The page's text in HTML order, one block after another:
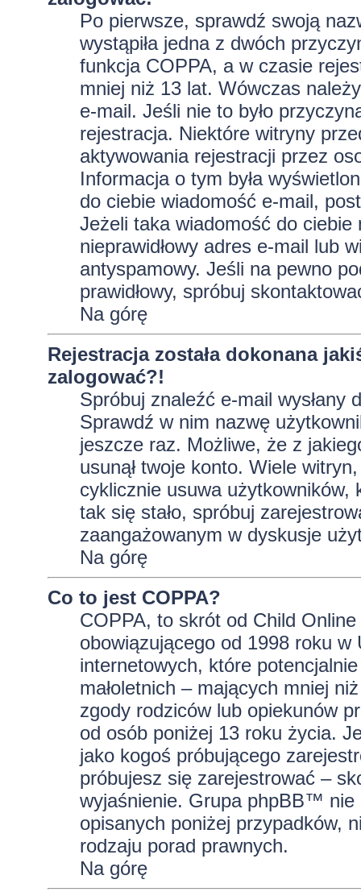
Po pierwsze, sprawdź swoją
wystąpiła jedna z dwóch
funkcja COPPA, a w czasie
mniej niż 13 lat. Wówczas
e-mail. Jeśli nie to było
rejestracja. Niektóre witryny
aktywowania rejestracji przez
Informacja o tym była
do ciebie wiadomość e-mail,
Jeżeli taka wiadomość do ciebie
nieprawidłowy adres e-mail lub
antyspamowy. Jeśli na pewno
prawidłowy, spróbuj
Na górę
Rejestracja została dokonana
zalogować?!
Spróbuj znaleźć e-mail wysłany
Sprawdź w nim nazwę
jeszcze raz. Możliwe, że z
usunął twoje konto. Wiele
cyklicznie usuwa użytkowników,
tak się stało, spróbuj
zaangażowanym w dyskusje
Na górę
Co to jest COPPA?
COPPA, to skrót od Child
obowiązującego od 1998 roku w
internetowych, które
małoletnich – mających mniej
zgody rodziców lub opiekunów
od osób poniżej 13 roku życia.
jako kogoś próbującego
próbujesz się zarejestrować –
wyjaśnienie. Grupa phpBB™ nie
opisanych poniżej przypadków,
rodzaju porad prawnych.
Na górę